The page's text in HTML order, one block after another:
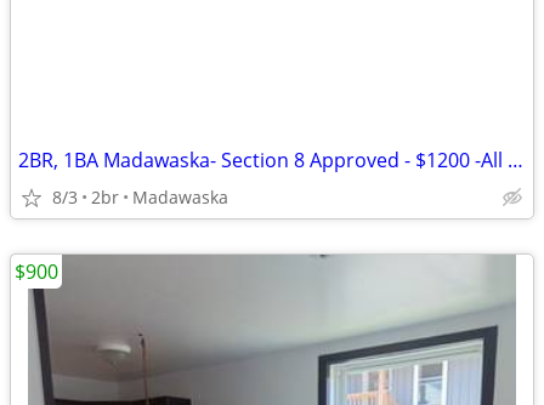
2BR, 1BA Madawaska- Section 8 Approved - $1200 -All Utilities included
8/3 2br Madawaska
$900